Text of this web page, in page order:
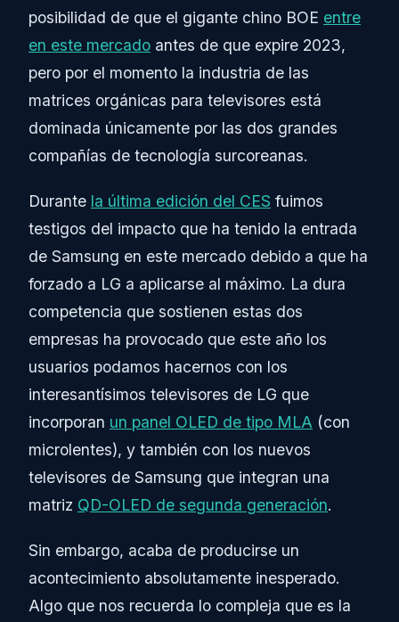
posibilidad de que el gigante chino BOE entre
en este mercado antes de que expire 2023,
pero por el momento la industria de las
matrices orgánicas para televisores está
dominada únicamente por las dos grandes
compañías de tecnología surcoreanas.
Durante la última edición del CES fuimos
testigos del impacto que ha tenido la entrada
de Samsung en este mercado debido a que ha
forzado a LG a aplicarse al máximo. La dura
competencia que sostienen estas dos
empresas ha provocado que este año los
usuarios podamos hacernos con los
interesantísimos televisores de LG que
incorporan un panel OLED de tipo MLA (con
microlentes), y también con los nuevos
televisores de Samsung que integran una
matriz QD-OLED de segunda generación.
Sin embargo, acaba de producirse un
acontecimiento absolutamente inesperado.
Algo que nos recuerda lo compleja que es la